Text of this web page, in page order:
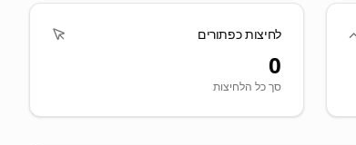
לחיצות כפתורים
0
סך כל הלחיצות